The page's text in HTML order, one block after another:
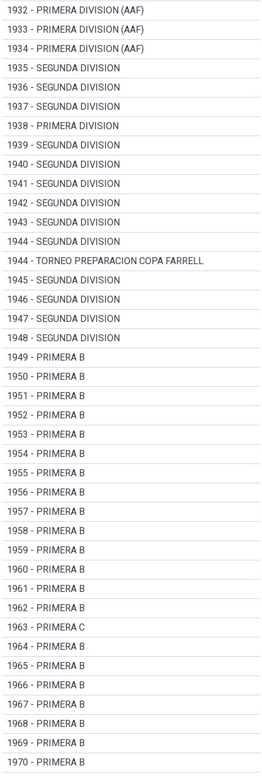
1932 - PRIMERA DIVISION (AAF)
1933 - PRIMERA DIVISION (AAF)
1934 - PRIMERA DIVISION (AAF)
1935 - SEGUNDA DIVISION
1936 - SEGUNDA DIVISION
1937 - SEGUNDA DIVISION
1938 - PRIMERA DIVISION
1939 - SEGUNDA DIVISION
1940 - SEGUNDA DIVISION
1941 - SEGUNDA DIVISION
1942 - SEGUNDA DIVISION
1943 - SEGUNDA DIVISION
1944 - SEGUNDA DIVISION
1944 - TORNEO PREPARACION COPA FARRELL
1945 - SEGUNDA DIVISION
1946 - SEGUNDA DIVISION
1947 - SEGUNDA DIVISION
1948 - SEGUNDA DIVISION
1949 - PRIMERA B
1950 - PRIMERA B
1951 - PRIMERA B
1952 - PRIMERA B
1953 - PRIMERA B
1954 - PRIMERA B
1955 - PRIMERA B
1956 - PRIMERA B
1957 - PRIMERA B
1958 - PRIMERA B
1959 - PRIMERA B
1960 - PRIMERA B
1961 - PRIMERA B
1962 - PRIMERA B
1963 - PRIMERA C
1964 - PRIMERA B
1965 - PRIMERA B
1966 - PRIMERA B
1967 - PRIMERA B
1968 - PRIMERA B
1969 - PRIMERA B
1970 - PRIMERA B